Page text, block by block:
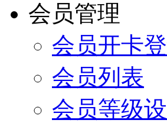
会员管理
会员开卡
会员列表
会员等级